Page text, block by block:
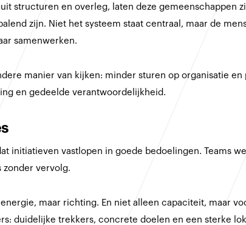
structuren en overleg, laten deze gemeenschappen
zijn. Niet het systeem staat centraal, maar de
samenwerken.
manier van kijken: minder sturen op organisatie
en gedeelde verantwoordelijkheid.
initiatieven vastlopen in goede bedoelingen. Teams
vervolg.
maar richting. En niet alleen capaciteit, maar
duidelijke trekkers, concrete doelen en een sterke